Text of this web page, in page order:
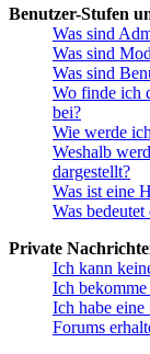
Benutzer-Stufen
Was sind
Was sind
Was sind
Wo finde ich
bei?
Wie werde
Weshalb
dargestellt?
Was ist eine
Was
Private
Ich kann
Ich
Ich habe
Forums